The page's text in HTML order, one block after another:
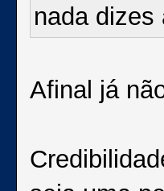
nada dizes
Afinal já